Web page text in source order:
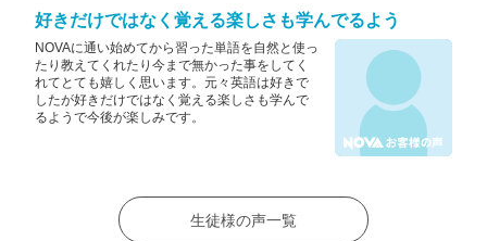
好きだけではなく覚える楽しさも学んでるよう
NOVAに通い始めてから習った単語を自然と使っ
たり教えてくれたり今まで無かった事をしてく
れてとても嬉しく思います。元々英語は好きで
したが好きだけではなく覚える楽しさも学んで
るようで今後が楽しみです。
生徒様の声一覧